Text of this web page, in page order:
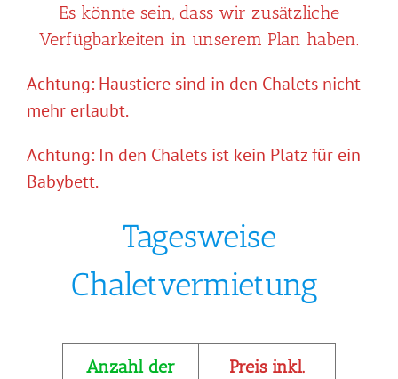
Es könnte sein, dass wir zusätzliche
Verfügbarkeiten in unserem Plan haben.
Achtung: Haustiere sind in den Chalets nicht
mehr erlaubt.
Achtung: In den Chalets ist kein Platz für ein
Babybett.
Tagesweise
Chaletvermietung
Anzahl der
Preis inkl.